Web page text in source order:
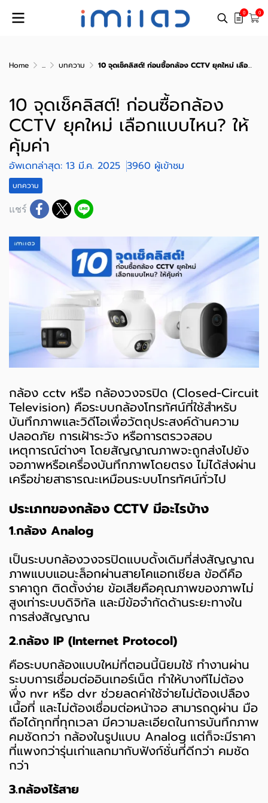
0 0
Home ... บทความ 10 จุดเช็คลิสต์! ก่อนซื้อกล้อง CCTV ยุคใหม่ เลือกแบบไหน? ให้คุ้มค่า
10 จุดเช็คลิสต์! ก่อนซื้อกล้อง
CCTV ยุคใหม่ เลือกแบบไหน? ให้
คุ้มค่า
อัพเดทล่าสุด: 13 มี.ค. 2025 3960 ผู้เข้าชม
บทความ
แชร์
กล้อง cctv หรือ กล้องวงจรปิด (Closed-Circuit
Television) คือระบบกล้องโทรทัศน์ที่ใช้สำหรับ
บันทึกภาพและวิดีโอเพื่อวัตถุประสงค์ด้านความ
ปลอดภัย การเฝ้าระวัง หรือการตรวจสอบ
เหตุการณ์ต่างๆ โดยสัญญาณภาพจะถูกส่งไปยัง
จอภาพหรือเครื่องบันทึกภาพโดยตรง ไม่ได้ส่งผ่าน
เครือข่ายสาธารณะเหมือนระบบโทรทัศน์ทั่วไป
ประเภทของกล้อง CCTV มีอะไรบ้าง
1.กล้อง Analog
เป็นระบบกล้องวงจรปิดแบบดั้งเดิมที่ส่งสัญญาณ
ภาพแบบแอนะล็อกผ่านสายโคแอกเชียล ข้อดีคือ
ราคาถูก ติดตั้งง่าย ข้อเสียคือคุณภาพของภาพไม่
สูงเท่าระบบดิจิทัล และมีข้อจำกัดด้านระยะทางใน
การส่งสัญญาณ
2.กล้อง IP (Internet Protocol)
คือระบบกล้องแบบใหม่ที่ตอนนี้นิยมใช้ ทำงานผ่าน
ระบบการเชื่อมต่ออินเทอร์เน็ต ทำให้บางทีไม่ต้อง
พึ่ง nvr หรือ dvr ช่วยลดค่าใช้จ่ายไม่ต้องเปลือง
เนื้อที่ และไม่ต้องเชื่อมต่อหน้าจอ สามารถดูผ่าน มือ
ถือได้ทุกที่ทุกเวลา มีความละเอียดในการบันทึกภาพ
คมชัดกว่า กล้องในรูปแบบ Analog แต่ก็จะมีราคา
ที่แพงกว่ารุ่นเก่าแลกมากับฟังก์ชั่นที่ดีกว่า คมชัด
กว่า
3.กล้องไร้สาย